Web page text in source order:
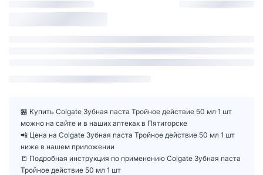
🏪 Купить Colgate Зубная паста Тройное действие 50 мл 1 шт
можно на сайте и в наших аптеках в Пятигорске
📲 Цена на Colgate Зубная паста Тройное действие 50 мл 1 шт
ниже в нашем приложении
📒 Подробная инструкция по применению Colgate Зубная паста
Тройное действие 50 мл 1 шт